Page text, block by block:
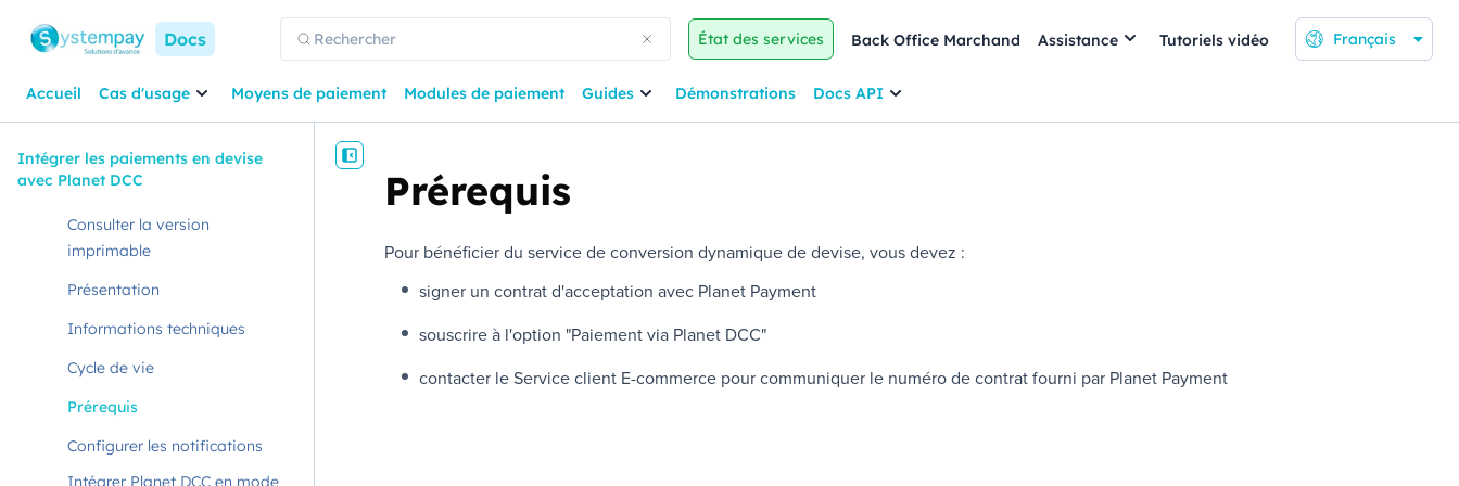
Docs État des services Back Office Marchand Assistance Tutoriels vidéo Français
Accueil Cas d'usage Moyens de paiement Modules de paiement Guides Démonstrations Docs API
Intégrer les paiements en devise
avec Planet DCC
Consulter la version
imprimable
Présentation
Informations techniques
Cycle de vie
Prérequis
Configurer les notifications
Intégrer Planet DCC en mode
Prérequis
Pour bénéficier du service de conversion dynamique de devise, vous devez :
signer un contrat d'acceptation avec Planet Payment
souscrire à l'option "Paiement via Planet DCC"
contacter le Service client E-commerce pour communiquer le numéro de contrat fourni par Planet Payment